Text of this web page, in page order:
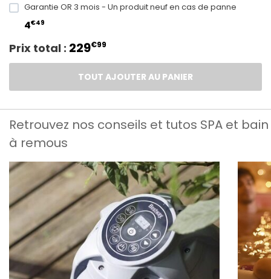
Garantie OR 3 mois - Un produit neuf en cas de panne
4€49
Prix total : 229€99
TOUT AJOUTER AU PANIER
Retrouvez nos conseils et tutos SPA et bain
à remous